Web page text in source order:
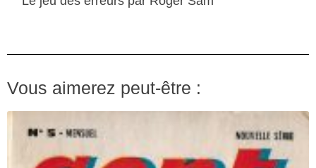
Vous aimerez peut-être :